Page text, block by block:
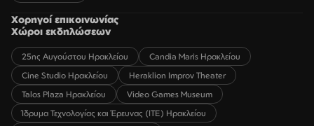
Χορηγοί επικοινωνίας
Χώροι εκδηλώσεων
25ης Αυγούστου Ηρακλείου
Candia Maris Ηρακλείου
Cine Studio Ηρακλείου
Heraklion Improv Theater
Talos Plaza Ηρακλείου
Video Games Museum
Ίδρυμα Τεχνολογίας και Έρευνας (ΙΤΕ) Ηρακλείου